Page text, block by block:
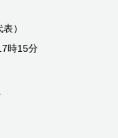
）
時15分